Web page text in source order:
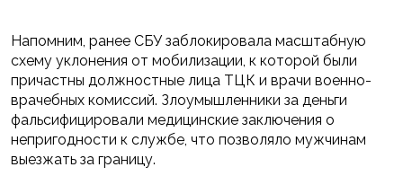
Напомним, ранее СБУ заблокировала масштабную
схему уклонения от мобилизации, к которой были
причастны должностные лица ТЦК и врачи военно-
врачебных комиссий. Злоумышленники за деньги
фальсифицировали медицинские заключения о
непригодности к службе, что позволяло мужчинам
выезжать за границу.